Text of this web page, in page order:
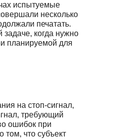
испытуемые
несколько
печатать.
когда нужно
планируемой для
на стоп-сигнал,
требующий
ошибок при
что субъект